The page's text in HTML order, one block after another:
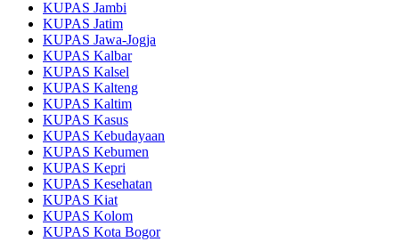
KUPAS Jambi
KUPAS Jatim
KUPAS Jawa-Jogja
KUPAS Kalbar
KUPAS Kalsel
KUPAS Kalteng
KUPAS Kaltim
KUPAS Kasus
KUPAS Kebudayaan
KUPAS Kebumen
KUPAS Kepri
KUPAS Kesehatan
KUPAS Kiat
KUPAS Kolom
KUPAS Kota Bogor